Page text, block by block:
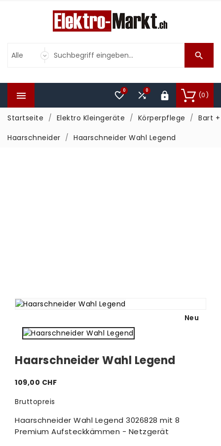

 (0)

0
0
Startseite Elektro Kleingeräte Körperpflege
Bart +
Haarschneider
Haarschneider Wahl Legend
Neu
Haarschneider Wahl Legend
109,00 CHF
Bruttopreis
Haarschneider Wahl Legend 3026828 mit 8
Premium Aufsteckkämmen - Netzgerät